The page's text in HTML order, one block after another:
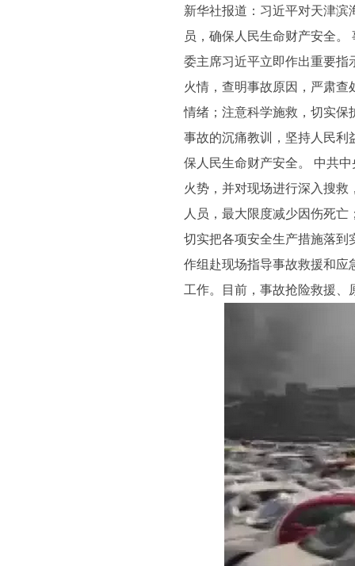
新华社报道：习近平对天津
员，确保人民生命财产安全
委主席习近平立即作出重要指
火情，查明事故原因，严肃
情绪；注意科学施救，切实保
事故的沉痛教训，坚持人民利
保人民生命财产安全。 中共
火势，并对现场进行深入搜
人员，最大限度减少因伤死
切实把各项安全生产措施落到
作组赴现场指导事故救援和应
工作。目前，事故抢险救援